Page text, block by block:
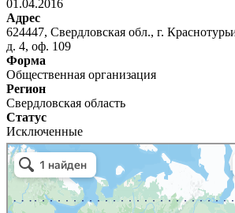
01.04.2016
Адрес
624447, Свердловская обл., г.
д. 4, оф. 109
Форма
Общественная организация
Регион
Свердловская область
Статус
Исключенные